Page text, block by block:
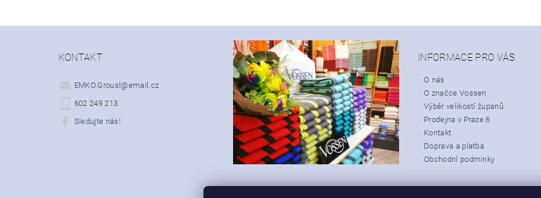
KONTAKT
EMKO.Grousl@email.cz
602 249 213
Sledujte nás!
INFORMACE PRO VÁS
O nás
O značce Vossen
Výběr velikostí županů
Prodejna v Praze 6
Kontakt
Doprava a platba
Obchodní podmínky